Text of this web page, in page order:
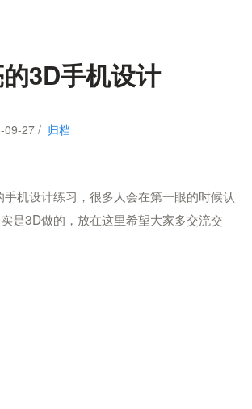
3D手机设计
09-27 / 归档
机设计练习，很多人会在第一眼的时候认
是3D做的，放在这里希望大家多交流交